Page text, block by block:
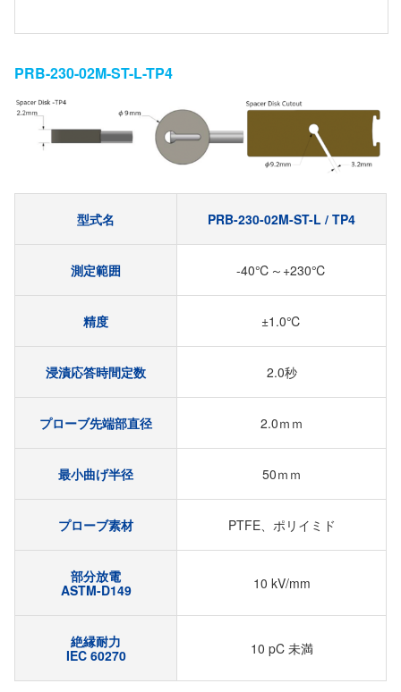
PRB-230-02M-ST-L-TP4
型式名 PRB-230-02M-ST-L / TP4
測定範囲 -40℃～+230℃
精度 ±1.0℃
浸漬応答時間定数 2.0秒
プローブ先端部直径 2.0ｍｍ
最小曲げ半径 50ｍｍ
プローブ素材 PTFE、ポリイミド
部分放電
ASTM-D149
10 kV/mm
絶縁耐力
IEC 60270
10 pC 未満